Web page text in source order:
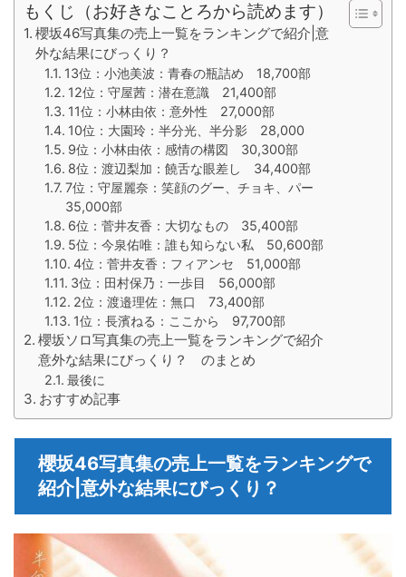
もくじ（お好きなことろから読めます）
櫻坂46写真集の売上一覧をランキングで紹介|意
外な結果にびっくり？
13位：小池美波：青春の瓶詰め 18,700部
12位：守屋茜：潜在意識 21,400部
11位：小林由依：意外性 27,000部
10位：大園玲：半分光、半分影 28,000
9位：小林由依：感情の構図 30,300部
8位：渡辺梨加：饒舌な眼差し 34,400部
7位：守屋麗奈：笑顔のグー、チョキ、パー
35,000部
6位：菅井友香：大切なもの 35,400部
5位：今泉佑唯：誰も知らない私 50,600部
4位：菅井友香：フィアンセ 51,000部
3位：田村保乃：一歩目 56,000部
2位：渡邉理佐：無口 73,400部
1位：長濱ねる：ここから 97,700部
櫻坂ソロ写真集の売上一覧をランキングで紹介
意外な結果にびっくり？ のまとめ
最後に
おすすめ記事
櫻坂46写真集の売上一覧をランキングで
紹介|意外な結果にびっくり？